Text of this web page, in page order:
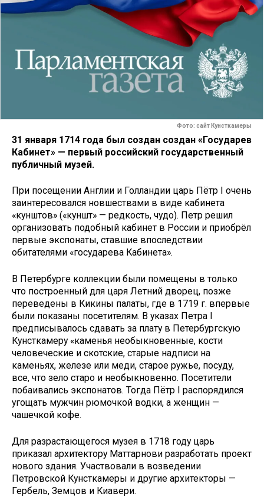
Фото: сайт Кунсткамеры
31 января 1714 года был создан создан «Государев
Кабинет» — первый российский государственный
публичный музей.
При посещении Англии и Голландии царь Пётр I очень
заинтересовался новшествами в виде кабинета
«кунштов» («куншт» — редкость, чудо). Петр решил
организовать подобный кабинет в России и приобрёл
первые экспонаты, ставшие впоследствии
обитателями «государева Кабинета».
В Петербурге коллекции были помещены в только
что построенный для царя Летний дворец, позже
переведены в Кикины палаты, где в 1719 г. впервые
были показаны посетителям. В указах Петра I
предписывалось сдавать за плату в Петербургскую
Кунсткамеру «каменья необыкновенные, кости
человеческие и скотские, старые надписи на
каменьях, железе или меди, старое ружье, посуду,
все, что зело старо и необыкновенно. Посетители
побаивались экспонатов. Тогда Пётр I распорядился
угощать мужчин рюмочкой водки, а женщин —
чашечкой кофе.
Для разрастающегося музея в 1718 году царь
приказал архитектору Маттарнови разработать проект
нового здания. Участвовали в возведении
Петровской Кунсткамеры и другие архитекторы —
Гербель, Земцов и Киавери.